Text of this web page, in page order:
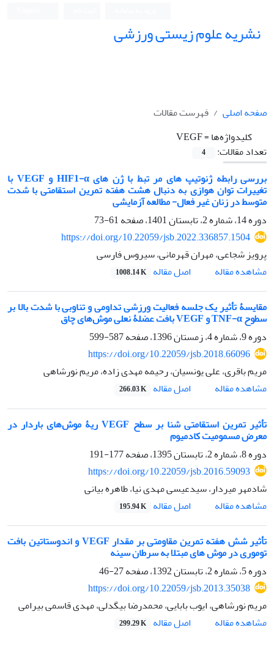
نشریه علوم زیستی ورزشی
صفحه اصلی
فهرست مقالات
کلیدواژه‌ها =VEGF
تعداد مقالات:
4
بررسی رابطه ژنوتیپ های مر تبط با ژن های HIF1-α و VEGF با
تغییرات توان هوازی به دنبال هشت هفته تمرین استقامتی با شدت
متوسط در زنان غیر فعال- مطالعه آزمایشی
دوره 14، شماره 2، تابستان 1401، صفحه
61-73
https://doi.org/10.22059/jsb.2022.336857.1504
پرویز شجاعی، مهران قهرمانی، سیروس فارسی
مشاهده مقاله
اصل مقاله 1008.14 K
مقایسۀ تأثیر یک جلسه فعالیت ورزشی تداومی و تناوبی با شدت بالا بر
سطوح TNF-α و VEGF بافت عضلۀ نعلی موش‌های چاق
دوره 9، شماره 4، زمستان 1396، صفحه
587-599
https://doi.org/10.22059/jsb.2018.66096
مریم باقری، علی یونسیان، رحیمه مهدی زاده، مریم نورشاهی
مشاهده مقاله
اصل مقاله 266.03 K
تأثیر تمرین استقامتی شنا بر سطح VEGF ریۀ موش‌های باردار در
معرض مسمومیت کادمیوم
دوره 8، شماره 2، تابستان 1395، صفحه
177-191
https://doi.org/10.22059/jsb.2016.59093
شادمهر میردار، سیدعیسی مهدی نیا، طاهره بیانی
مشاهده مقاله
اصل مقاله 195.94 K
تأثیر شش هفته تمرین مقاومتی بر مقدار VEGF و اندوستاتین بافت
توموری در موش های مبتلا به سرطان سینه
دوره 5، شماره 2، تابستان 1392، صفحه
27-46
https://doi.org/10.22059/jsb.2013.35038
مریم نورشاهی، ایوب بابایی، محمدرضا بیگدلی، مهدی قاسمی بیرامی
مشاهده مقاله
اصل مقاله 299.29 K